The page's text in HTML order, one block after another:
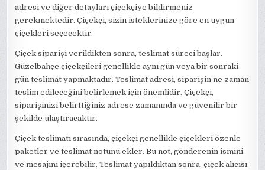
adresi ve diğer detayları çiçekçiye bildirmeniz
gerekmektedir. Çiçekçi, sizin isteklerinize göre en uygun
çiçekleri seçecektir.
Çiçek siparişi verildikten sonra, teslimat süreci başlar.
Güzelbahçe çiçekçileri genellikle aynı gün veya bir sonraki
gün teslimat yapmaktadır. Teslimat adresi, siparişin ne zaman
teslim edileceğini belirlemek için önemlidir. Çiçekçi,
siparişinizi belirttiğiniz adrese zamanında ve güvenilir bir
şekilde ulaştıracaktır.
Çiçek teslimatı sırasında, çiçekçi genellikle çiçekleri özenle
paketler ve teslimat notunu ekler. Bu not, gönderenin ismini
ve mesajını içerebilir. Teslimat yapıldıktan sonra, çiçek alıcısı